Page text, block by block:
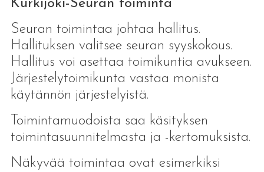
Kurkijoki-Seuran toiminta
Seuran toimintaa johtaa hallitus.
Hallituksen valitsee seuran syyskokous.
Hallitus voi asettaa toimikuntia avukseen.
Järjestelytoimikunta vastaa monista
käytännön järjestelyistä.
Toimintamuodoista saa käsityksen
toimintasuunnitelmasta ja -kertomuksista.
Näkyvää toimintaa ovat esimerkiksi